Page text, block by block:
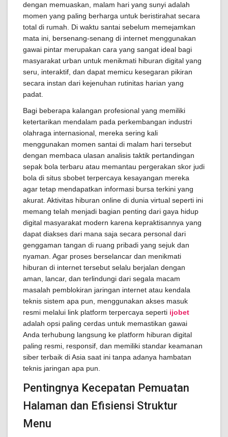
dengan memuaskan, malam hari yang sunyi adalah
momen yang paling berharga untuk beristirahat secara
total di rumah. Di waktu santai sebelum memejamkan
mata ini, bersenang-senang di internet menggunakan
gawai pintar merupakan cara yang sangat ideal bagi
masyarakat urban untuk menikmati hiburan digital yang
seru, interaktif, dan dapat memicu kesegaran pikiran
secara instan dari kejenuhan rutinitas harian yang
padat.
Bagi beberapa kalangan profesional yang memiliki
ketertarikan mendalam pada perkembangan industri
olahraga internasional, mereka sering kali
menggunakan momen santai di malam hari tersebut
dengan membaca ulasan analisis taktik pertandingan
sepak bola terbaru atau memantau pergerakan skor judi
bola di situs sbobet terpercaya kesayangan mereka
agar tetap mendapatkan informasi bursa terkini yang
akurat. Aktivitas hiburan online di dunia virtual seperti ini
memang telah menjadi bagian penting dari gaya hidup
digital masyarakat modern karena kepraktisannya yang
dapat diakses dari mana saja secara personal dari
genggaman tangan di ruang pribadi yang sejuk dan
nyaman. Agar proses berselancar dan menikmati
hiburan di internet tersebut selalu berjalan dengan
aman, lancar, dan terlindungi dari segala macam
masalah pemblokiran jaringan internet atau kendala
teknis sistem apa pun, menggunakan akses masuk
resmi melalui link platform terpercaya seperti ijobet
adalah opsi paling cerdas untuk memastikan gawai
Anda terhubung langsung ke platform hiburan digital
paling resmi, responsif, dan memiliki standar keamanan
siber terbaik di Asia saat ini tanpa adanya hambatan
teknis jaringan apa pun.
Pentingnya Kecepatan Pemuatan
Halaman dan Efisiensi Struktur
Menu